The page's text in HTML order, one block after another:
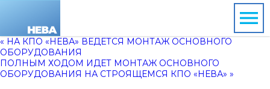
« НА КПО «НЕВА» ВЕДЕТСЯ МОНТАЖ ОСНОВНОГО
ОБОРУДОВАНИЯ
ПОЛНЫМ ХОДОМ ИДЕТ МОНТАЖ ОСНОВНОГО
ОБОРУДОВАНИЯ НА СТРОЯЩЕМСЯ КПО «НЕВА» »